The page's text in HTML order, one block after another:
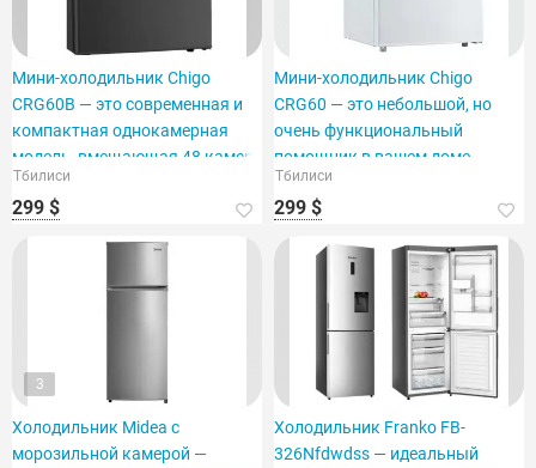
Мини-холодильник Chigo
CRG60B — это современная и
компактная однокамерная
модель, вмещающая 48 камер.
Тбилиси
299 $
Мини-холодильник Chigo
CRG60 — это небольшой, но
очень функциональный
помощник в вашем доме.
Тбилиси
299 $
3
Холодильник Midea с
морозильной камерой —
Холодильник Franko FB-
326Nfdwdss — идеальный